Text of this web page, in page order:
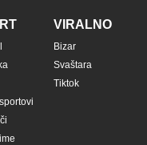
VIRALNO
Bizar
Svaštara
Tiktok